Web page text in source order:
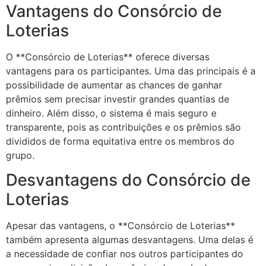
Vantagens do Consórcio de
Loterias
O **Consórcio de Loterias** oferece diversas
vantagens para os participantes. Uma das principais é a
possibilidade de aumentar as chances de ganhar
prêmios sem precisar investir grandes quantias de
dinheiro. Além disso, o sistema é mais seguro e
transparente, pois as contribuições e os prêmios são
divididos de forma equitativa entre os membros do
grupo.
Desvantagens do Consórcio de
Loterias
Apesar das vantagens, o **Consórcio de Loterias**
também apresenta algumas desvantagens. Uma delas é
a necessidade de confiar nos outros participantes do